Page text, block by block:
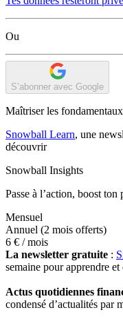
Ou
S’abonner avec Google
Maîtriser les
Snowball Learn, une
découvrir
Snowball Insights
Passe à l’action, boost ton
Mensuel
Annuel (2 mois offerts)
6 € / mois
La newsletter gratuite :
semaine pour apprendre
Actus quotidiennes
condensé d’actualités par